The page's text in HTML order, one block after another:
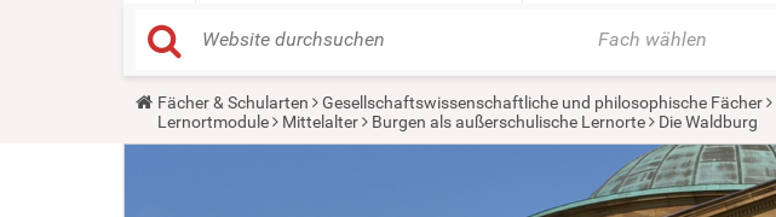
Fach wählen
Y
u
Fächer & Schularten Gesellschaftswissenschaftliche und philosophische Fächer
Lernortmodule
Mittelalter Burgen als außerschulische Lernorte Die Waldburg